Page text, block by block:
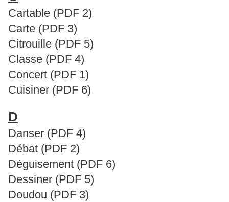
Cartable (PDF 2)
Carte (PDF 3)
Citrouille (PDF 5)
Classe (PDF 4)
Concert (PDF 1)
Cuisiner (PDF 6)
D
Danser (PDF 4)
Débat (PDF 2)
Déguisement (PDF 6)
Dessiner (PDF 5)
Doudou (PDF 3)